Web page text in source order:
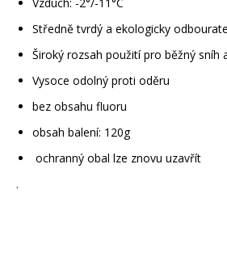
Středně tvrdý a ekologicky
Široký rozsah použití pro běžný sníh
Vysoce odolný proti oděru
bez obsahu fluoru
obsah balení: 120g
ochranný obal lze znovu uzavřít
.